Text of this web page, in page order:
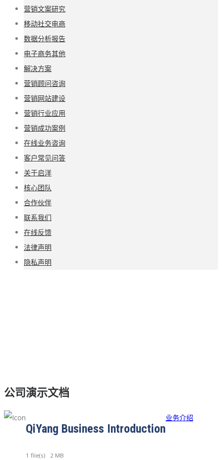
营销文案研究
移动社交电商
数据分析报告
电子商务其他
解决方案
营销顾问咨询
营销网站建设
营销行业应用
营销成功案例
在线业务咨询
客户常见问答
关于启洋
核心团队
合作伙伴
联系我们
在线反馈
法律声明
隐私声明
公司演示文档
QiYang Business Introduction
1 file(s) 2 MB
业务介绍